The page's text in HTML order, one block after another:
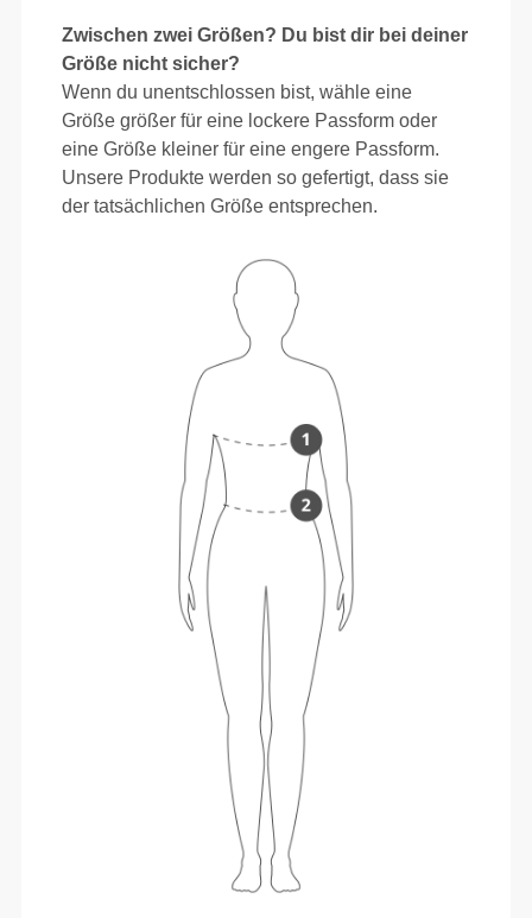
Zwischen zwei Größen? Du bist dir bei deiner
Größe nicht sicher?
Wenn du unentschlossen bist, wähle eine
Größe größer für eine lockere Passform oder
eine Größe kleiner für eine engere Passform.
Unsere Produkte werden so gefertigt, dass sie
der tatsächlichen Größe entsprechen.